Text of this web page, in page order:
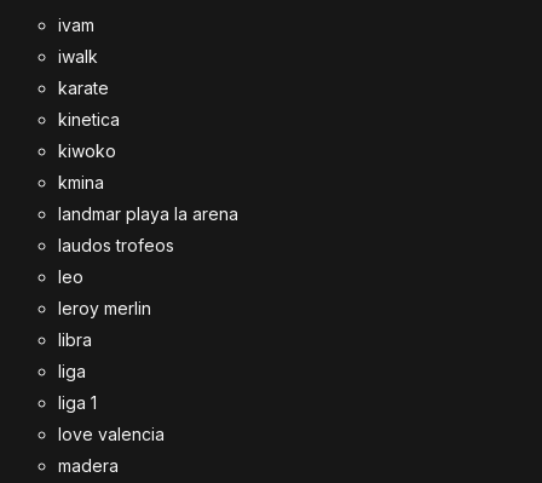
ivam
iwalk
karate
kinetica
kiwoko
kmina
landmar playa la arena
laudos trofeos
leo
leroy merlin
libra
liga
liga 1
love valencia
madera